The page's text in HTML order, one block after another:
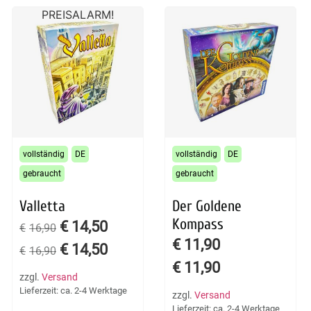
PREISALARM!
Valletta
€ 16,90 € 14,50
€ 16,90 € 14,50
zzgl. Versand
Lieferzeit: ca. 2-4 Werktage
vollständig
DE
gebraucht
Der Goldene
Kompass
€ 11,90
€ 11,90
zzgl. Versand
Lieferzeit: ca. 2-4 Werktage
vollständig
DE
gebraucht